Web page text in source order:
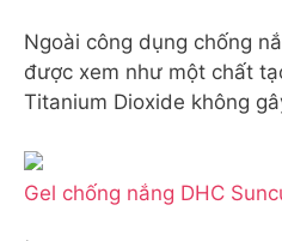
Ngoài công dụng chống
được xem như một chất
Titanium Dioxide không
Gel chống nắng DHC